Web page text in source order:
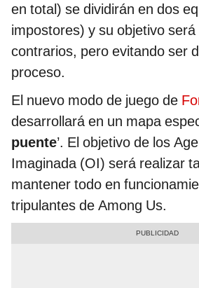
en total) se dividirán en dos
impostores) y su objetivo
contrarios, pero evitando ser
proceso.
El nuevo modo de juego de
desarrollará en un mapa
puente’. El objetivo de los
Imaginada (OI) será realizar
mantener todo en
tripulantes de Among Us.